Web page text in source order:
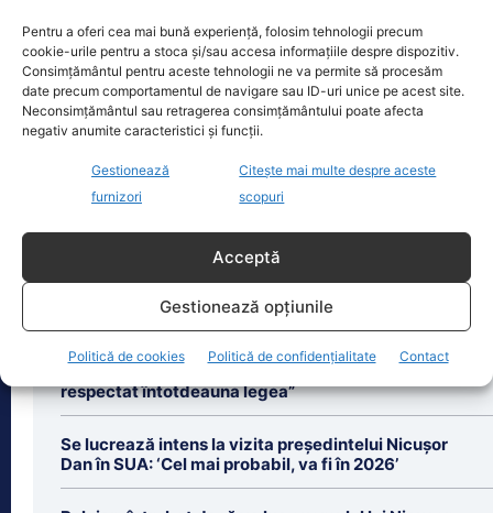
Pentru a oferi cea mai bună experiență, folosim tehnologii precum
cookie-urile pentru a stoca și/sau accesa informațiile despre dispozitiv.
Consimțământul pentru aceste tehnologii ne va permite să procesăm
date precum comportamentul de navigare sau ID-uri unice pe acest site.
Neconsimțământul sau retragerea consimțământului poate afecta
negativ anumite caracteristici și funcții.
Gestionează
furnizori
Citește mai multe despre aceste
scopuri
Acceptă
Gestionează opțiunile
Politică de cookies Politică de confidențialitate Contact
Copil din Reghin, salvat după ce și-a prins mâna în
mașina…
Un copil de doar 2 ani din Reghin a
trecut printr-un moment dramatic,
vineri, după ce și-a prins mâna
[...]
Ultimele știri
Bolojan ezită să publice declarația de avere a
respectat întotdeauna legea”
Se lucrează intens la vizita președintelui Nicușor
Dan în SUA: ‘Cel mai probabil, va fi în 2026’